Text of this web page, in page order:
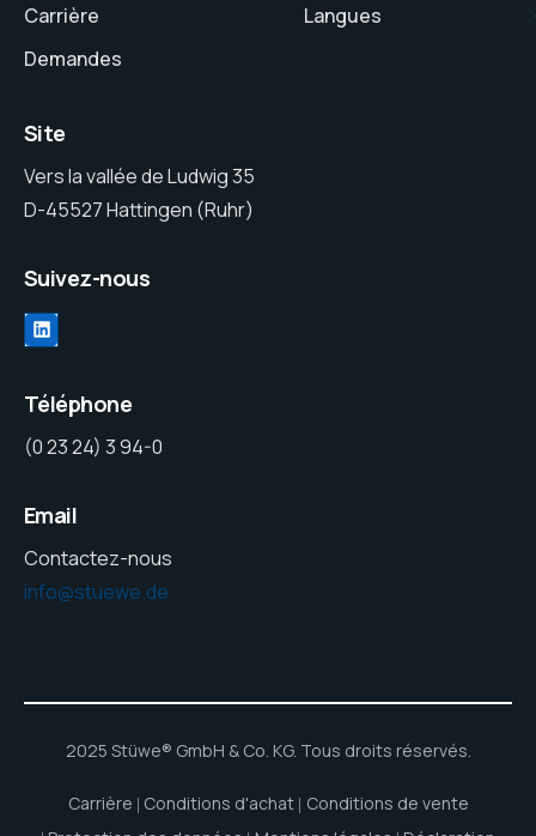
Carrière
Demandes
Langues
Site
Vers la vallée de Ludwig 35
D-45527 Hattingen (Ruhr)
Suivez-nous
Téléphone
(0 23 24) 3 94-0
Email
Contactez-nous
info@stuewe.de
2025 Stüwe® GmbH & Co. KG. Tous droits réservés.
Carrière Conditions d'achat Conditions de vente